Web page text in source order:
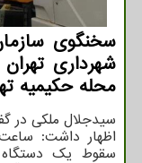
سخنگوی
شهرداری
محله حكیمیه
سیدجلال ملکی در
سقوط یک دستگاه